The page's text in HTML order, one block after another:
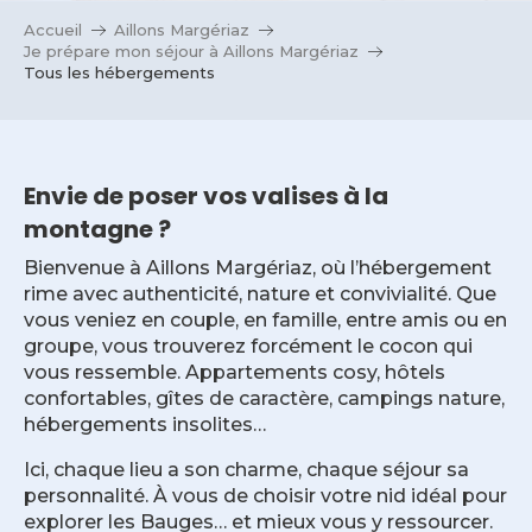
Accueil
Aillons Margériaz
Je prépare mon séjour à Aillons Margériaz
Tous les hébergements
Envie de poser vos valises à la
montagne ?
Bienvenue à Aillons Margériaz, où l’hébergement
rime avec authenticité, nature et convivialité. Que
vous veniez en couple, en famille, entre amis ou en
groupe, vous trouverez forcément le cocon qui
vous ressemble. Appartements cosy, hôtels
confortables, gîtes de caractère, campings nature,
hébergements insolites…
Ici, chaque lieu a son charme, chaque séjour sa
personnalité. À vous de choisir votre nid idéal pour
explorer les Bauges… et mieux vous y ressourcer.